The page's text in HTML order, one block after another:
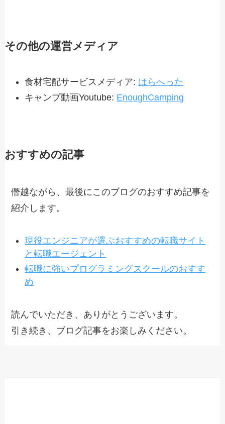
その他の運営メディア
食材宅配サービスメディア: はらへった
キャンプ動画Youtube: EnoughCamping
おすすめの記事
僭越ながら、最後にこのブログのおすすめ記事を
紹介します。
現役エンジニアが選ぶおすすめの転職サイト
と転職エージェント
転職に強いプログラミングスクールのおすす
め
読んでいただき、ありがとうございます。
引き続き、ブログ記事をお楽しみください。